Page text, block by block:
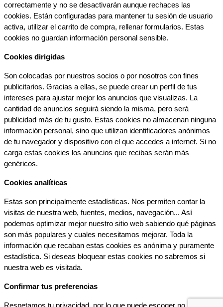
correctamente y no se desactivarán aunque rechaces las
cookies. Están configuradas para mantener tu sesión de usuario
activa, utilizar el carrito de compra, rellenar formularios. Estas
cookies no guardan información personal sensible.
Cookies dirigidas
Son colocadas por nuestros socios o por nosotros con fines
publicitarios. Gracias a ellas, se puede crear un perfil de tus
intereses para ajustar mejor los anuncios que visualizas. La
cantidad de anuncios seguirá siendo la misma, pero será
publicidad más de tu gusto. Estas cookies no almacenan ninguna
información personal, sino que utilizan identificadores anónimos
de tu navegador y dispositivo con el que accedes a internet. Si no
carga estas cookies los anuncios que recibas serán más
genéricos.
Cookies analíticas
Estas son principalmente estadísticas. Nos permiten contar la
visitas de nuestra web, fuentes, medios, navegación... Así
podemos optimizar mejor nuestro sitio web sabiendo qué páginas
son más populares y cuales necesitamos mejorar. Toda la
información que recaban estas cookies es anónima y puramente
estadística. Si deseas bloquear estas cookies no sabremos si
nuestra web es visitada.
Confirmar tus preferencias
Respetamos tu privacidad, por lo que puede escoger no